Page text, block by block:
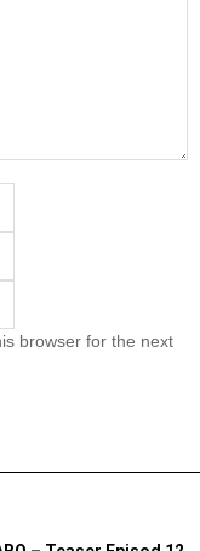
browser for the next